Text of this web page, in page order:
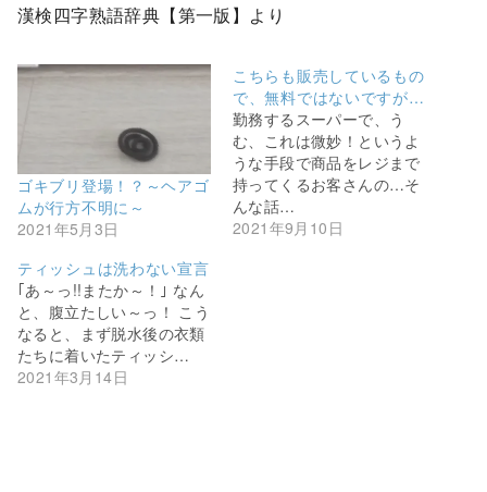
漢検四字熟語辞典【第一版】より
ゴキブリ登場！？～ヘアゴ
ムが行方不明に～
2021年5月3日
こちらも販売しているもの
で、無料ではないですが…
勤務するスーパーで、う
む、これは微妙！というよ
うな手段で商品をレジまで
持ってくるお客さんの…そ
んな話…
2021年9月10日
ティッシュは洗わない宣言
｢あ～っ!!またか～！｣ なん
と、腹立たしい～っ！ こう
なると、まず脱水後の衣類
たちに着いたティッシ…
2021年3月14日